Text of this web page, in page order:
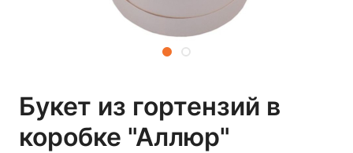
Букет из гортензий в
коробке "Аллюр"